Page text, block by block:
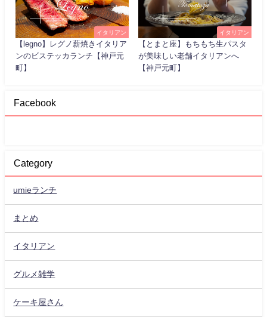
イタリアン
【legno】レグノ薪焼きイタリア
ンのビステッカランチ【神戸元
町】
イタリアン
【とまと座】もちもち生パスタ
が美味しい老舗イタリアンへ
【神戸元町】
Facebook
Category
umieランチ
まとめ
イタリアン
グルメ雑学
ケーキ屋さん